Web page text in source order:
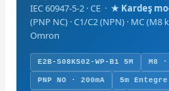
IEC 60947-5-2 · CE · ★ Kardeş
(PNP NC) · C1/C2 (NPN) · MC
Omron
E2B-S08KS02-WP-B1 5M M8
PNP NO · 200mA 5m